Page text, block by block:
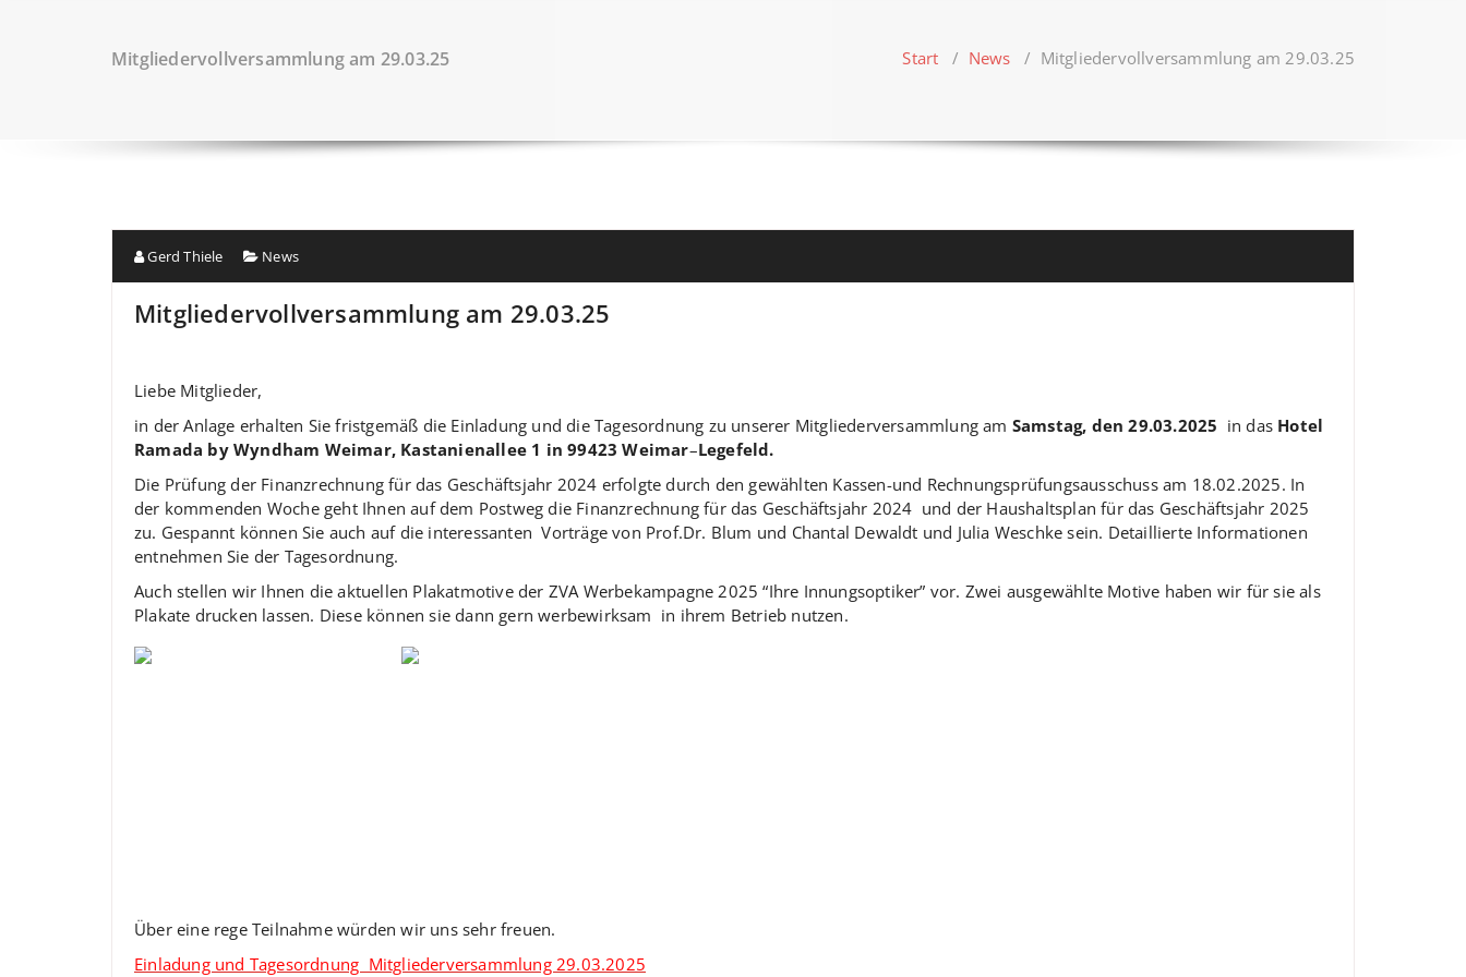
Mitgliedervollversammlung am 29.03.25 Start / News / Mitgliedervollversammlung am 29.03.25
Gerd Thiele News
Mitgliedervollversammlung am 29.03.25
Liebe Mitglieder,
in der Anlage erhalten Sie fristgemäß die Einladung und die Tagesordnung zu unserer Mitgliederversammlung am Samstag, den 29.03.2025 in das Hotel
Ramada by Wyndham Weimar, Kastanienallee 1 in 99423 Weimar–Legefeld.
Die Prüfung der Finanzrechnung für das Geschäftsjahr 2024 erfolgte durch den gewählten Kassen-und Rechnungsprüfungsausschuss am 18.02.2025. In
der kommenden Woche geht Ihnen auf dem Postweg die Finanzrechnung für das Geschäftsjahr 2024 und der Haushaltsplan für das Geschäftsjahr 2025
zu. Gespannt können Sie auch auf die interessanten Vorträge von Prof.Dr. Blum und Chantal Dewaldt und Julia Weschke sein. Detaillierte Informationen
entnehmen Sie der Tagesordnung.
Auch stellen wir Ihnen die aktuellen Plakatmotive der ZVA Werbekampagne 2025 “Ihre Innungsoptiker” vor. Zwei ausgewählte Motive haben wir für sie als
Plakate drucken lassen. Diese können sie dann gern werbewirksam in ihrem Betrieb nutzen.
Über eine rege Teilnahme würden wir uns sehr freuen.
Einladung und Tagesordnung Mitgliederversammlung 29.03.2025